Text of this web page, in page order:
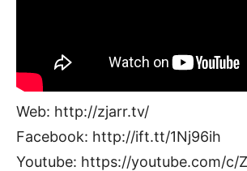
Web: http://zjarr.tv/
Facebook: http://ift.tt/1Nj96ih
Youtube: https://youtube.com/c/